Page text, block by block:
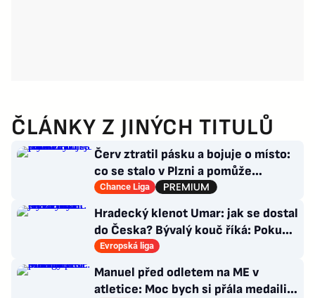
ČLÁNKY Z JINÝCH TITULŮ
Červ ztratil pásku a bojuje o místo:
co se stalo v Plzni a pomůže
Hyskému nechtěný Adu?
Chance Liga
Hradecký klenot Umar: jak se dostal
do Česka? Bývalý kouč říká: Pokud
nezblbne...
Evropská liga
Manuel před odletem na ME v
atletice: Moc bych si přála medaili.